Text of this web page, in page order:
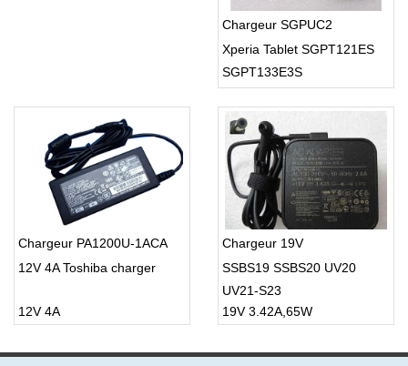
Chargeur SGPUC2
Xperia Tablet SGPT121ES
SGPT133E3S
Chargeur PA1200U-1ACA
12V 4A Toshiba charger
12V 4A
Chargeur 19V
SSBS19 SSBS20 UV20
UV21-S23
19V 3.42A,65W